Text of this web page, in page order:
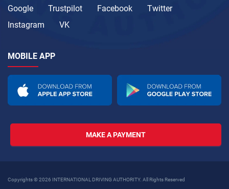
Google Trustpilot Facebook
Twitter
Instagram
VK
MOBILE APP
MAKE A PAYMENT
Copyrights © 2026 INTERNATIONAL DRIVING AUTHORITY. All Rights Reserved